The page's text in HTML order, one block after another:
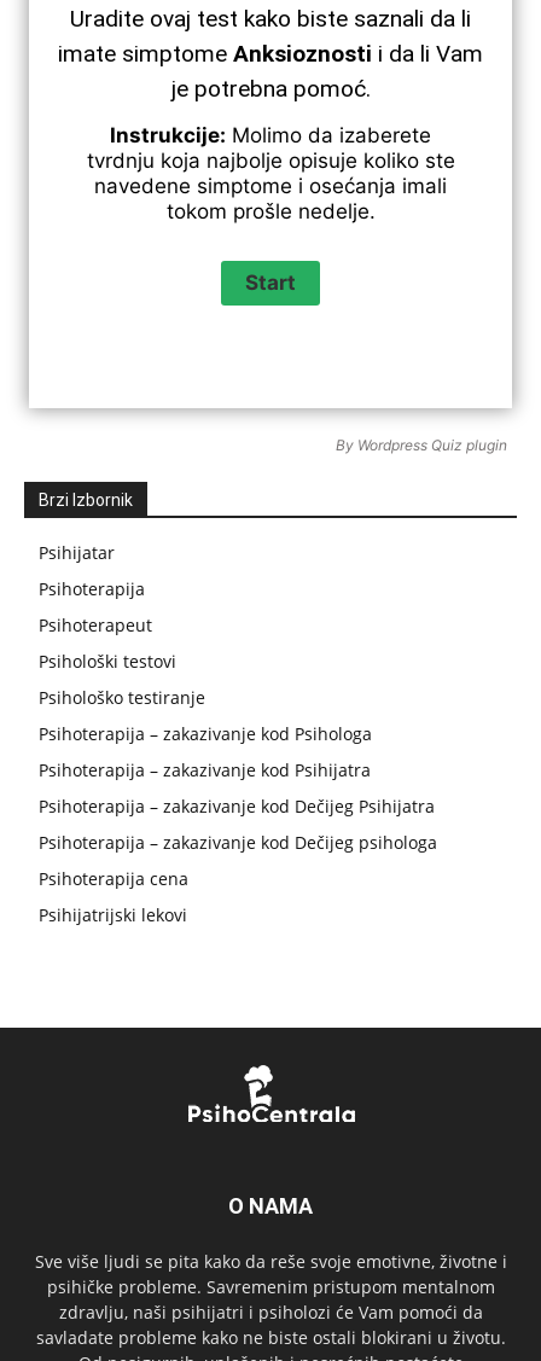
Uradite ovaj test kako biste saznali da li
imate simptome Anksioznosti i da li Vam
je potrebna pomoć.
Instrukcije: Molimo da izaberete
tvrdnju koja najbolje opisuje koliko ste
navedene simptome i osećanja imali
tokom prošle nedelje.
By Wordpress Quiz plugin
Brzi Izbornik
Psihijatar
Psihoterapija
Psihoterapeut
Psihološki testovi
Psihološko testiranje
Psihoterapija – zakazivanje kod Psihologa
Psihoterapija – zakazivanje kod Psihijatra
Psihoterapija – zakazivanje kod Dečijeg Psihijatra
Psihoterapija – zakazivanje kod Dečijeg psihologa
Psihoterapija cena
Psihijatrijski lekovi
O NAMA
Sve više ljudi se pita kako da reše svoje emotivne, životne i
psihičke probleme. Savremenim pristupom mentalnom
zdravlju, naši psihijatri i psiholozi će Vam pomoći da
savladate probleme kako ne biste ostali blokirani u životu.